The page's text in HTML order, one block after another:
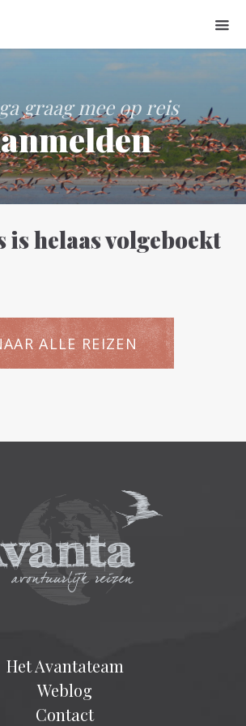
graag mee op reis
is helaas volgeboekt
ALLE REIZEN
Het Avantateam
Weblog
Contact